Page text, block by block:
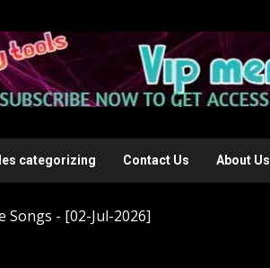
categorizing Contact Us About Us
Songs - [02-Jul-2026]